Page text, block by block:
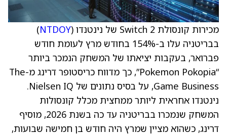
מכירות קונסולת Switch 2 של נינטנדו ( NTDOY
)
בבריטניה עלו ב-154% בחודש מרץ לעומת חודש
פברואר, בעקבות יציאתו של המשחק הנמכר ביותר
“Pokemon Pokopia”, כך מדווח כריסטופר דרינג מ-The
Game Business, על בסיס נתונים של Nielsen IQ.
נינטנדו אחראית ליותר ממחצית מכלל קונסולות
המשחק שנמכרו בבריטניה עד כה בשנת 2026, מוסיף
דרינג, כשהוא מציין שמרץ היה חודש בן חמישה שבועות,